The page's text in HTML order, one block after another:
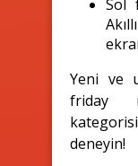
Sol
Yeni ve
friday
deneyin!